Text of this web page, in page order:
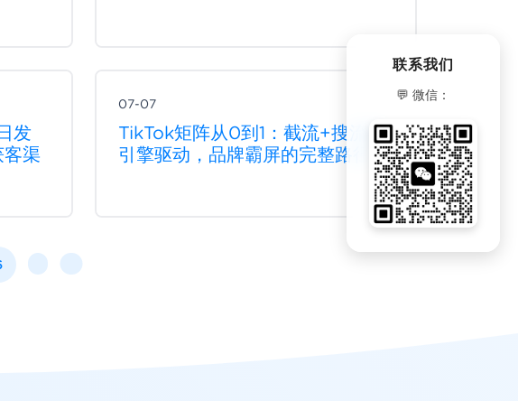
联系我们
💬 微信：
发
渠
07-07
TikTok矩阵从0到1：截流+搜流双
引擎驱动，品牌霸屏的完整路径